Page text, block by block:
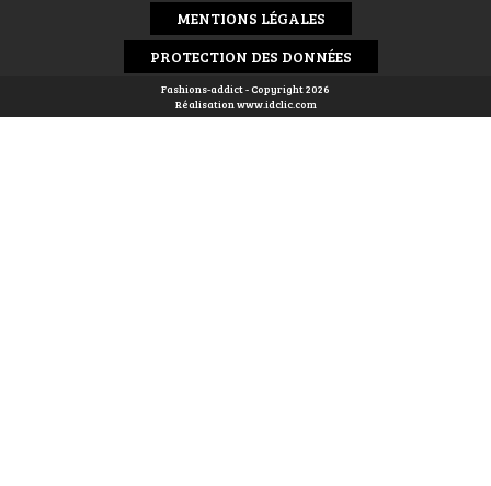
MENTIONS LÉGALES
PROTECTION DES DONNÉES
Fashions-addict - Copyright 2026
Réalisationwww.idclic.com